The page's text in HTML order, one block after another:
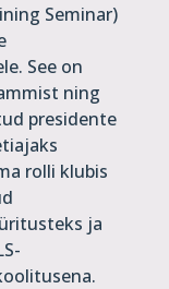
Seminar)
See on
ning
presidente
rolli klubis
ja